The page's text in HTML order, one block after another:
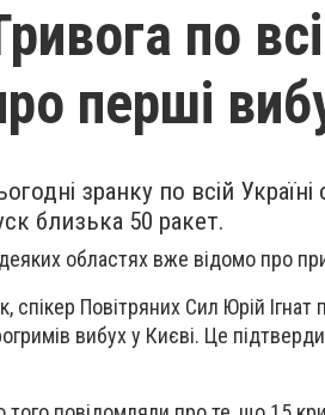
по
перші
зранку по всій
близька 50 ракет.
областях вже відомо про
спікер Повітряних Сил Юрій
вибух у Києві. Це